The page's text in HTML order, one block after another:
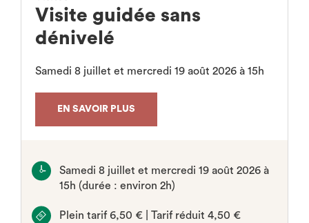
Visite guidée sans
dénivelé
Samedi 8 juillet et mercredi 19 août 2026 à 15h
EN SAVOIR PLUS
Samedi 8 juillet et mercredi 19 août 2026 à
15h (durée : environ 2h)
Plein tarif 6,50 € | Tarif réduit 4,50 €